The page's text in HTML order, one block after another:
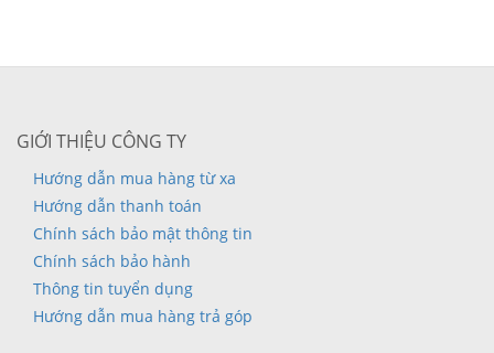
GIỚI THIỆU CÔNG TY
Hướng dẫn mua hàng từ xa
Hướng dẫn thanh toán
Chính sách bảo mật thông tin
Chính sách bảo hành
Thông tin tuyển dụng
Hướng dẫn mua hàng trả góp